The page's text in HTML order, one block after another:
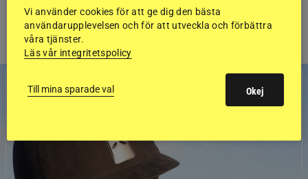
Vi använder cookies för att ge dig den bästa
användarupplevelsen och för att utveckla och förbättra
våra tjänster.
Läs vår integritetspolicy
Till mina sparade val Okej